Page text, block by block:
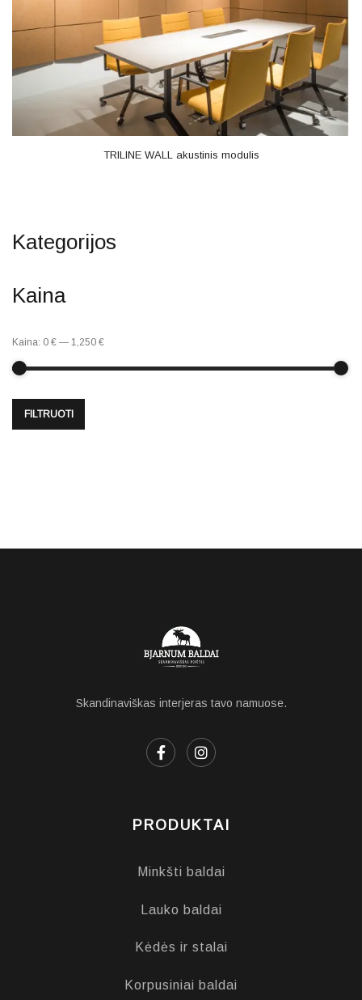
TRILINE WALL akustinis modulis
Kategorijos
Kaina
FILTRUOTI
Kaina: 0 € — 1,250 €
Skandinaviškas interjeras tavo namuose.
PRODUKTAI
Minkšti baldai
Lauko baldai
Kėdės ir stalai
Korpusiniai baldai